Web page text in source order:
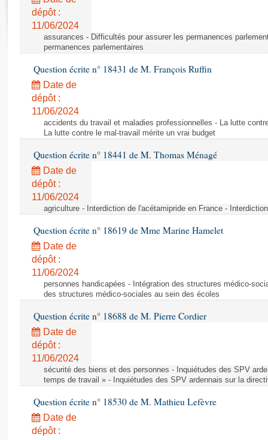
Rapports d'enquête
Rapports législatifs
Baromètre de l’application des lois
Dossiers législatifs
Budget et sécurité sociale
Questions écrites et orales
Comptes rendus des débats
dépôt :
11/06/2024
assurances - Difficultés pour assurer les permanences
permanences parlementaires
Question écrite n° 18431 de M. François Ruffin
Date de
dépôt :
11/06/2024
accidents du travail et maladies professionnelles - La lutte
La lutte contre le mal-travail mérite un vrai budget
Question écrite n° 18441 de M. Thomas Ménagé
Date de
dépôt :
11/06/2024
agriculture - Interdiction de l'acétamipride en France -
Question écrite n° 18619 de Mme Marine Hamelet
Date de
dépôt :
11/06/2024
personnes handicapées - Intégration des structures médico-
des structures médico-sociales au sein des écoles
Question écrite n° 18688 de M. Pierre Cordier
Date de
dépôt :
11/06/2024
sécurité des biens et des personnes - Inquiétudes des SPV
temps de travail » - Inquiétudes des SPV ardennais sur la
Question écrite n° 18530 de M. Mathieu Lefèvre
Date de
dépôt :